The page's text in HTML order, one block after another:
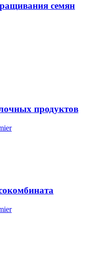
семян
продуктов